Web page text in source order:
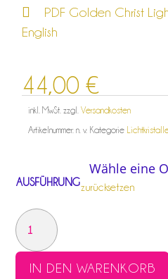
PDF Golden Christ
English
44,00€
inkl. MwSt. zzgl.Versandkosten
Artikelnummer:n. v. Kategorie
AUSFÜHRUNGzurücksetzen
GOLDENES
CHRISTUSLICHT
VON
IN DEN WARENKORB